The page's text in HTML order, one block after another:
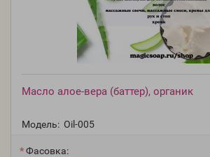
Масло алое-вера (баттер), органик
Модель: Oil-005
Фасовка: